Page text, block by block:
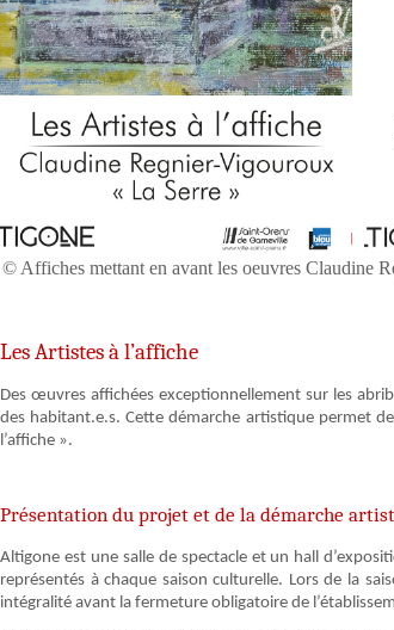
© Affiches mettant en avant les oeuvres Claudine
Les Artistes à l’affiche
Des œuvres affichées exceptionnellement sur les
des habitant.e.s. Cette démarche artistique permet
l’affiche ».
Présentation du projet et de la démarche
Altigone est une salle de spectacle et un hall
représentés à chaque saison culturelle. Lors de la
intégralité avant la fermeture obligatoire de